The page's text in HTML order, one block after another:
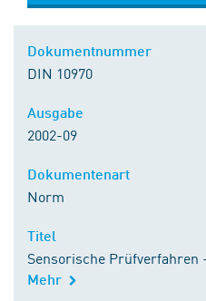
DIN 10970
2002-09
Norm
Sensorische
Mehr